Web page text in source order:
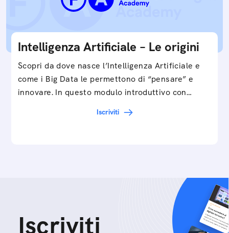
Intelligenza Artificiale – Le origini
Scopri da dove nasce l’Intelligenza Artificiale e
come i Big Data le permettono di “pensare” e
innovare. In questo modulo introduttivo con
Iscriviti
Iscriviti